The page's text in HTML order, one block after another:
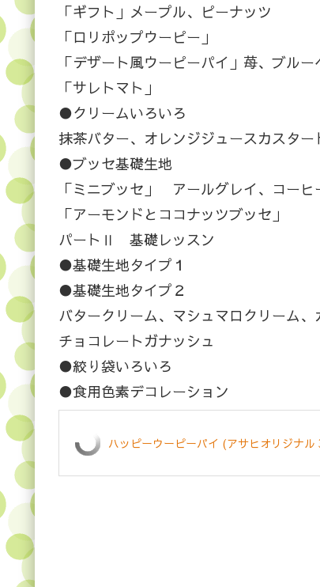
「ギフト」メープル、ピーナッツ
「ロリポップウーピー」
「デザート風ウーピーパイ」苺、ブル
「サレトマト」
●クリームいろいろ
抹茶バター、オレンジジュースカスタ
●ブッセ基礎生地
「ミニブッセ」 アールグレイ、コーヒ
「アーモンドとココナッツブッセ」
パートⅡ 基礎レッスン
●基礎生地タイプ１
●基礎生地タイプ２
バタークリーム、マシュマロクリーム、
チョコレートガナッシュ
●絞り袋いろいろ
●食用色素デコレーション
ハッピーウーピーパイ (アサヒオリジナ